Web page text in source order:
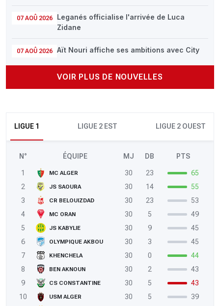
07 AOÛ 2026
Leganés officialise l'arrivée de Luca
Zidane
07 AOÛ 2026 Aït Nouri affiche ses ambitions avec City
VOIR PLUS DE NOUVELLES
LIGUE 1 LIGUE 2 EST LIGUE 2 OUEST
N° ÉQUIPE MJ DB PTS
1 MC ALGER 30 23
65
2
JS SAOURA 30 14
55
3
CR BELOUIZDAD 30 23
53
4
MC ORAN 30 5
49
5
JS KABYLIE 30 9
45
6
OLYMPIQUE AKBOU 30 3
45
7
KHENCHELA 30 0
44
8
BEN AKNOUN 30 2
43
9
CS CONSTANTINE 30 5
43
10
USM ALGER 30 5
39